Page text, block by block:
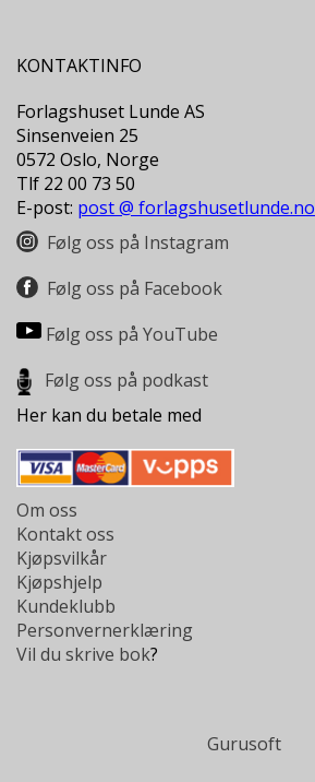
KONTAKTINFO
Forlagshuset Lunde AS
Sinsenveien 25
0572 Oslo, Norge
Tlf 22 00 73 50
E-post: post @ forlagshusetlunde.no
Følg oss på Instagram
Følg oss på Facebook
Følg oss på YouTube
Følg oss på podkast
Her kan du betale med
Om oss
Kontakt oss
Kjøpsvilkår
Kjøpshjelp
Kundeklubb
Personvernerklæring
Vil du skrive bok?
Gurusoft